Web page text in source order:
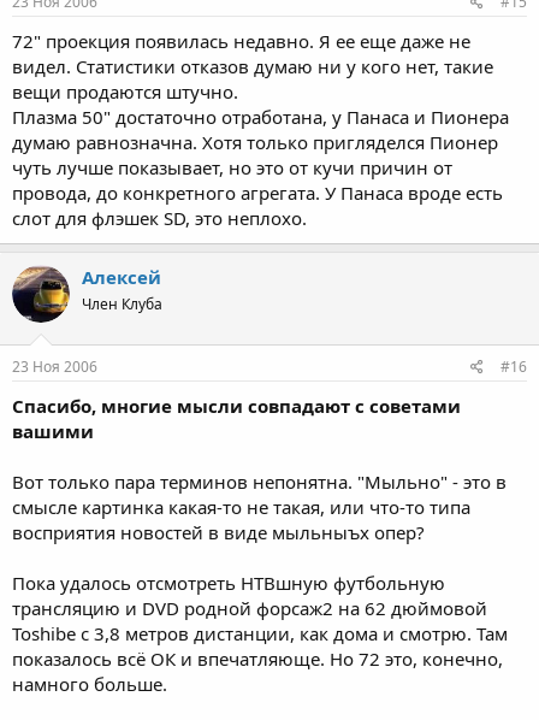
72" проекция появилась недавно. Я ее еще даже не
видел. Статистики отказов думаю ни у кого нет, такие
вещи продаются штучно.
Плазма 50" достаточно отработана, у Панаса и Пионера
думаю равнозначна. Хотя только пригляделся Пионер
чуть лучше показывает, но это от кучи причин от
провода, до конкретного агрегата. У Панаса вроде есть
слот для флэшек SD, это неплохо.
Алексей
Член Клуба
23 Ноя 2006 #16
Спасибо, многие мысли совпадают с советами
вашими
Вот только пара терминов непонятна. "Мыльно" - это в
смысле картинка какая-то не такая, или что-то типа
восприятия новостей в виде мыльныъх опер?
Пока удалось отсмотреть НТВшную футбольную
трансляцию и DVD родной форсаж2 на 62 дюймовой
Toshibe с 3,8 метров дистанции, как дома и смотрю. Там
показалось всё ОК и впечатляюще. Но 72 это, конечно,
намного больше.